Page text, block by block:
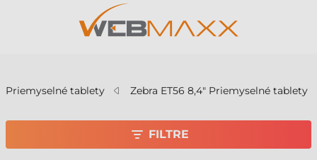
Priemyselné tablety Zebra ET56 8,4" Priemyselné tablety
FILTRE